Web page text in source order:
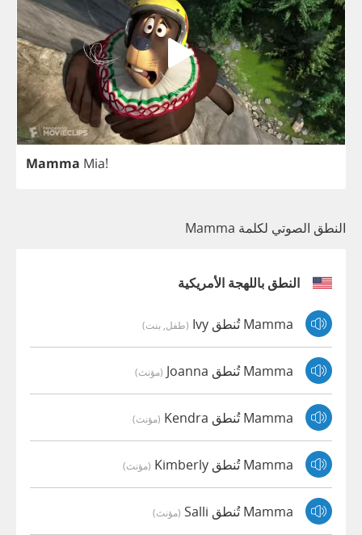
Mamma Mia!
النطق الصوتي لكلمة Mamma
النطق باللهجة الأمريكية
Mamma تُنطق Ivy (طفل, بنت)
Mamma تُنطق Joanna (مؤنث)
Mamma تُنطق Kendra (مؤنث)
Mamma تُنطق Kimberly (مؤنث)
Mamma تُنطق Salli (مؤنث)